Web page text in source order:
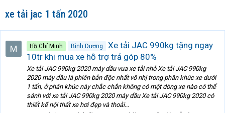
xe tải jac 1 tấn 2020
Hồ Chí Minh Bình Dương
Xe tải JAC 990kg tặng ngay
10tr khi mua xe hỗ trợ trả góp 80%
Xe tải JAC 990kg 2020 máy dầu vua xe tải nhỏ Xe tải JAC 990kg
2020 máy dầu là phiên bản độc nhất vô nhị trong phân khúc xe dưới
1 tấn, ở phân khúc này chắc chắn không có một dòng xe nào có thể
sánh với xe tải JAC 990kg 2020 máy dầu Xe tải JAC 990kg 2020 có
thiết kế nội thất xe hơi đẹp và thoải...